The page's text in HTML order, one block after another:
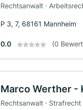
Rechtsanwalt ·
P 3, 7, 68161 Mannheim
0.0 (0
Marco Werther -
Rechtsanwalt · Strafrecht